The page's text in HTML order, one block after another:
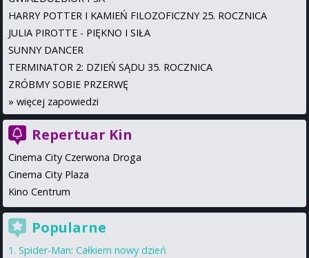
HARRY POTTER I KAMIEŃ FILOZOFICZNY 25. ROCZNICA
JULIA PIROTTE - PIĘKNO I SIŁA
SUNNY DANCER
TERMINATOR 2: DZIEŃ SĄDU 35. ROCZNICA
ZRÓBMY SOBIE PRZERWĘ
» więcej zapowiedzi
Repertuar Kin
Cinema City Czerwona Droga
Cinema City Plaza
Kino Centrum
Popularne
Spider-Man: Całkiem nowy dzień